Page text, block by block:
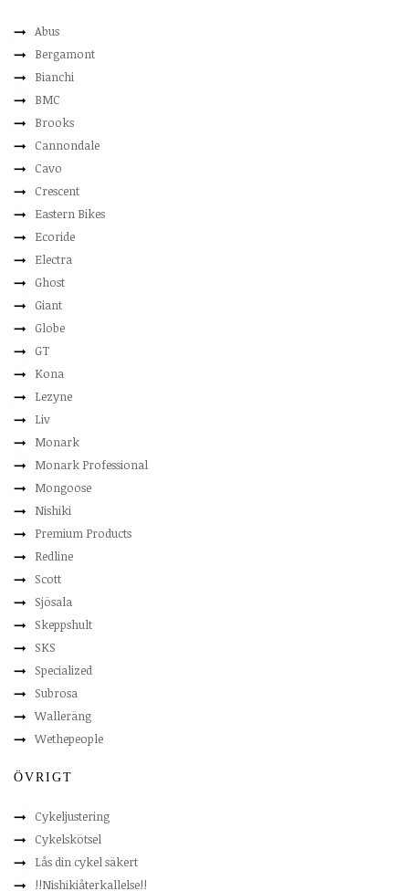
Abus
Bergamont
Bianchi
BMC
Brooks
Cannondale
Cavo
Crescent
Eastern Bikes
Ecoride
Electra
Ghost
Giant
Globe
GT
Kona
Lezyne
Liv
Monark
Monark Professional
Mongoose
Nishiki
Premium Products
Redline
Scott
Sjösala
Skeppshult
SKS
Specialized
Subrosa
Walleräng
Wethepeople
ÖVRIGT
Cykeljustering
Cykelskötsel
Lås din cykel säkert
!!Nishikiåterkallelse!!